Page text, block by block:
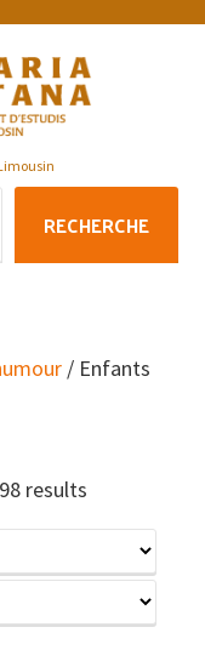
RECHERCHE
/ Enfants
results